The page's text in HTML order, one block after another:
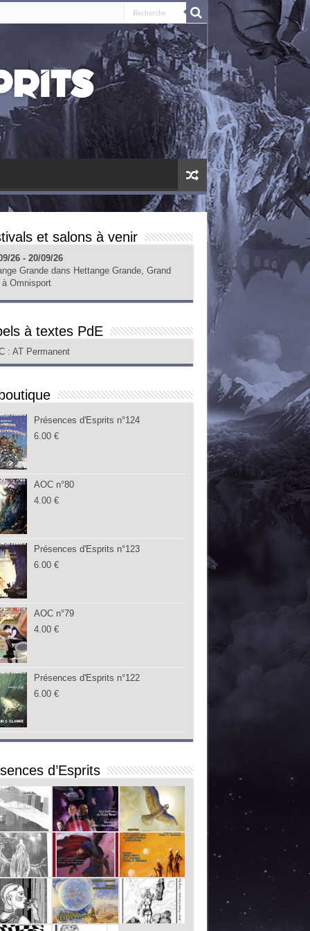
et salons à venir
26 - 20/09/26
Grande dans Hettange Grande, Grand
à Omnisport
à textes PdE
: AT Permanent
Présences d'Esprits n°124
6.00 €
AOC n°80
4.00 €
Présences d'Esprits n°123
6.00 €
AOC n°79
4.00 €
Présences d'Esprits n°122
6.00 €
d’Esprits